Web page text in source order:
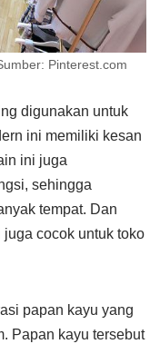
Pinterest.com
digunakan untuk
ini memiliki kesan
ini juga
sehingga
tempat. Dan
cocok untuk toko
papan kayu yang
Papan kayu tersebut